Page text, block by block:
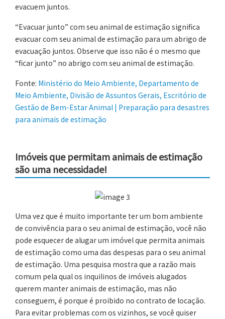
evacuem juntos.
“Evacuar junto” com seu animal de estimação significa
evacuar com seu animal de estimação para um abrigo de
evacuação juntos. Observe que isso não é o mesmo que
“ficar junto” no abrigo com seu animal de estimação.
Fonte: Ministério do Meio Ambiente, Departamento de
Meio Ambiente, Divisão de Assuntos Gerais, Escritório de
Gestão de Bem-Estar Animal | Preparação para desastres
para animais de estimação
Imóveis que permitam animais de estimação
são uma necessidade!
Uma vez que é muito importante ter um bom ambiente
de convivência para o seu animal de estimação, você não
pode esquecer de alugar um imóvel que permita animais
de estimação como uma das despesas para o seu animal
de estimação. Uma pesquisa mostra que a razão mais
comum pela qual os inquilinos de imóveis alugados
querem manter animais de estimação, mas não
conseguem, é porque é proibido no contrato de locação.
Para evitar problemas com os vizinhos, se você quiser